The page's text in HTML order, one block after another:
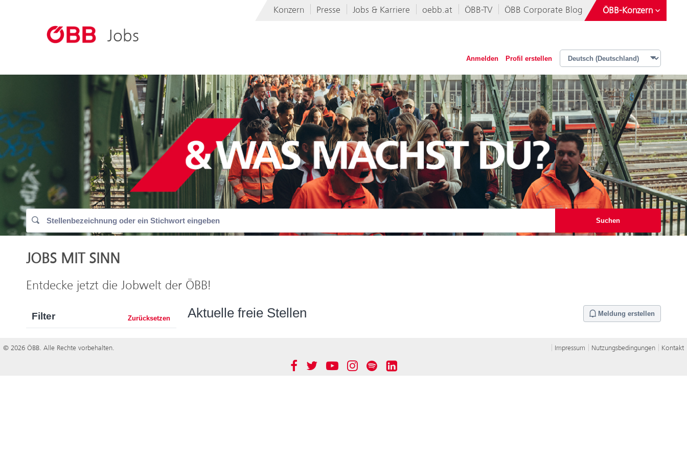
Österreich bewegen
Österreichische Postbus AG
Operative Services GmbH & Co KG
Infrastruktur AG Produktion GmbH iMobility GmbH
Rail Cargo Group Technische Services GmbH
Konzern Presse Jobs & Karriere oebb.at ÖBB-TV ÖBB Corporate Blog ÖBB-Konzern
Jobs
Anmelden Profil erstellen
Suchen
JOBS MIT SINN
Entdecke jetzt die Jobwelt der ÖBB!
Filter Zurücksetzen Aktuelle freie Stellen Meldung erstellen
© 2026 ÖBB. Alle Rechte vorbehalten. Impressum Nutzungsbedingungen Kontakt
Facebook
TwitterYouTubeInstagram
SpotifyLinkedIn